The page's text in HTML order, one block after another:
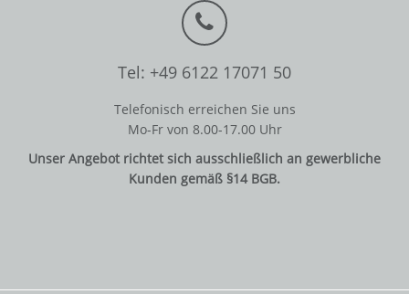
Tel: +49 6122 17071 50
Telefonisch erreichen Sie uns
Mo-Fr von 8.00-17.00 Uhr
Unser Angebot richtet sich ausschließlich an gewerbliche
Kunden gemäß §14 BGB.